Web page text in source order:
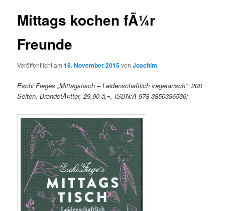
Mittags kochen fÃ¼r
Freunde
Veröffentlicht am18. November 2015vonJoachim
Eschi Fieges „Mittagstisch – Leidenschaftlich vegetarisch“, 208
Seiten, BrandstÃ¤tter, 29,90 â‚¬, ISBN:Â 978-3850336536;